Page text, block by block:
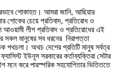
শোকাহত। আমরা জানি, আছিয়ার
শোকের চেয়ে প্রতিবাদ, প্রতিরোধ ও
আওয়ামী লীগ প্রতিবাদ ও প্রতিরোধের এই
সকল মানুষের সব ধরনের নিরাপত্তা
পথচলা। অথচ দেশের প্রতিটি মানুষ সর্বত্র
ইউনূস সরকারের কর্তাব্যক্তিরা সেটার
মনে করে পারস্পরিক সহযোগিতার ভিত্তিতে